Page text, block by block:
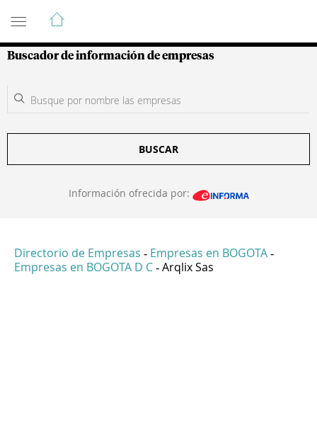
Guía de Empresas Colombianas
Buscador de información de empresas
BUSCAR
Información ofrecida por:
Directorio de Empresas - Empresas en BOGOTA -
Empresas en BOGOTA D C - Arqlix Sas